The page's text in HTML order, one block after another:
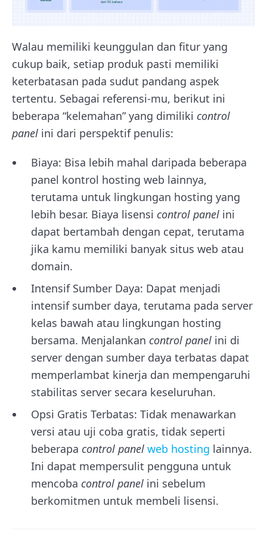
Walau memiliki keunggulan dan fitur yang
cukup baik, setiap produk pasti memiliki
keterbatasan pada sudut pandang aspek
tertentu. Sebagai referensi-mu, berikut ini
beberapa “kelemahan” yang dimiliki control
panel ini dari perspektif penulis:
Biaya: Bisa lebih mahal daripada beberapa
panel kontrol hosting web lainnya,
terutama untuk lingkungan hosting yang
lebih besar. Biaya lisensi control panel ini
dapat bertambah dengan cepat, terutama
jika kamu memiliki banyak situs web atau
domain.
Intensif Sumber Daya: Dapat menjadi
intensif sumber daya, terutama pada server
kelas bawah atau lingkungan hosting
bersama. Menjalankan control panel ini di
server dengan sumber daya terbatas dapat
memperlambat kinerja dan mempengaruhi
stabilitas server secara keseluruhan.
Opsi Gratis Terbatas: Tidak menawarkan
versi atau uji coba gratis, tidak seperti
beberapa control panel web hosting lainnya.
Ini dapat mempersulit pengguna untuk
mencoba control panel ini sebelum
berkomitmen untuk membeli lisensi.